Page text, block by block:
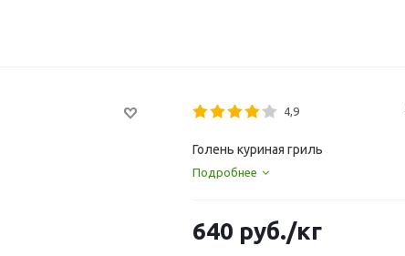
4,9
Голень куриная гриль
Подробнее
640 руб./кг